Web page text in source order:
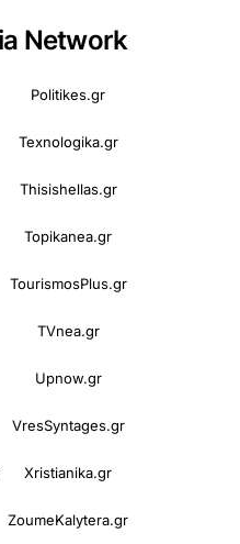
Network
Politikes.gr
Texnologika.gr
Thisishellas.gr
Topikanea.gr
TourismosPlus.gr
TVnea.gr
Upnow.gr
VresSyntages.gr
Xristianika.gr
ZoumeKalytera.gr